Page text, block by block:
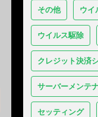
その他 ウイ
ウイルス駆除
クレジット決済
サーバーメンテ
セッティング